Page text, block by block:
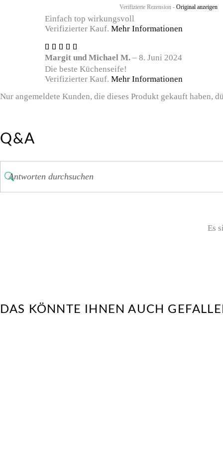
Verifizierte Rezension - Original anzeigen
Einfach top wirkungsvoll
Verifizierter Kauf. Mehr Informationen
mit5
von 5
Margit und Michael M. – 8. Juni 2024
Die beste Küchenseife!
Verifizierter Kauf. Mehr Informationen
Nur angemeldete Kunden, die dieses Produkt gekauft haben,
Q&A
Es
DAS KÖNNTE IHNEN AUCH